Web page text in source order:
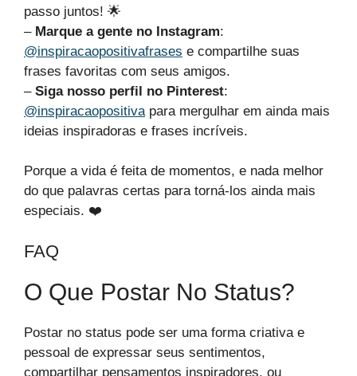
passo juntos! 🌟
– Marque a gente no Instagram:
@inspiracaopositivafrases e compartilhe suas
frases favoritas com seus amigos.
– Siga nosso perfil no Pinterest:
@inspiracaopositivapara mergulhar em ainda mais
ideias inspiradoras e frases incríveis.
Porque a vida é feita de momentos, e nada melhor
do que palavras certas para torná-los ainda mais
especiais. ❤️
FAQ
O Que Postar No Status?
Postar no status pode ser uma forma criativa e
pessoal de expressar seus sentimentos,
compartilhar pensamentos inspiradores, ou